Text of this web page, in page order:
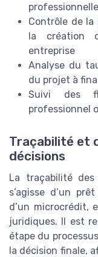
professionnelle
Contrôle de
la création
entreprise
Analyse du
du projet à
Suivi des
professionnel
Traçabilité et
décisions
La traçabilité des
s’agisse d’un
d’un microcrédit,
juridiques. Il est
étape du
la décision finale,